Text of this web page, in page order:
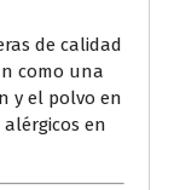
de calidad
como una
y el polvo en
en